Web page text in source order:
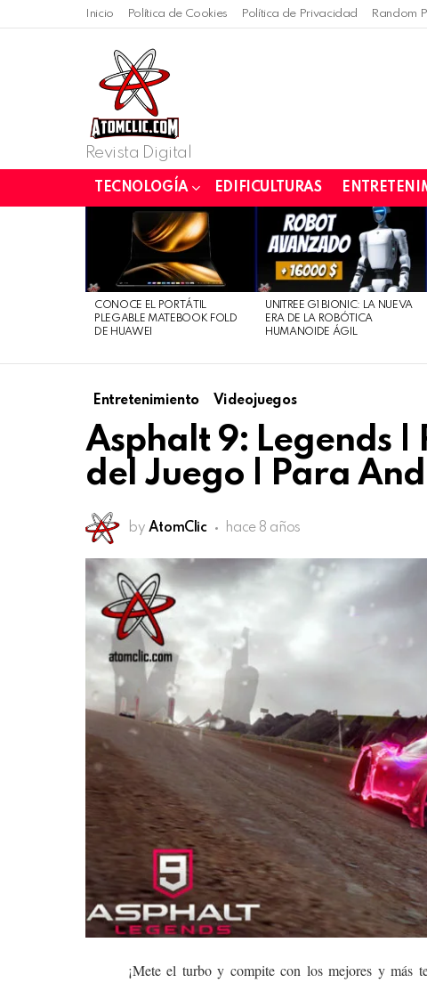
Inicio Política de Cookies Política de Privacidad Random
Revista Digital
TECNOLOGÍA EDIFICULTURAS
STORIES
CONOCE EL PORTÁTIL
PLEGABLE MATEBOOK FOLD
DE HUAWEI
UNITREE G1 BIONIC: LA NUEVA
ERA DE LA ROBÓTICA
HUMANOIDE ÁGIL
Entretenimiento Videojuegos
Asphalt 9: Legends |
del Juego | Para
by AtomClic hace 8 años
¡Mete el turbo y compite con los mejores y más